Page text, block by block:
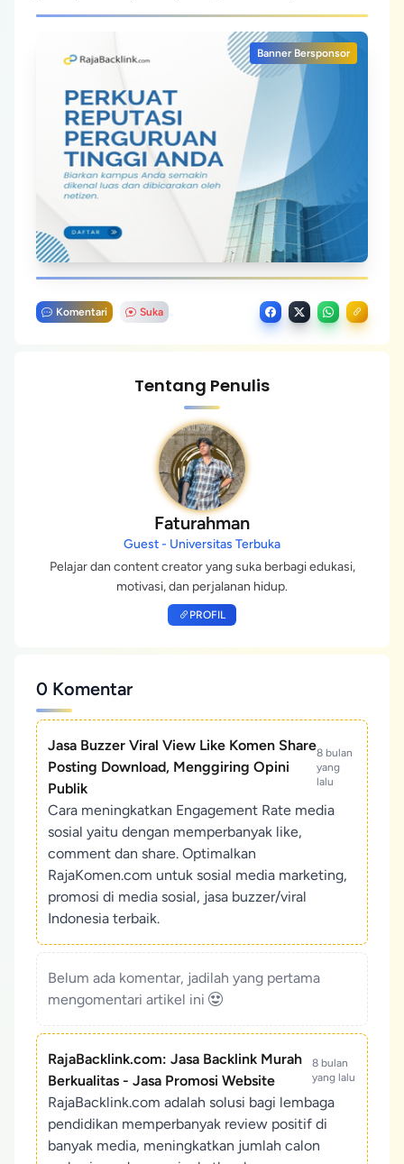
Banner Bersponsor
Komentari Suka
Tentang Penulis
Faturahman
Guest - Universitas Terbuka
Pelajar dan content creator yang suka berbagi edukasi,
motivasi, dan perjalanan hidup.
PROFIL
0 Komentar
Jasa Buzzer Viral View Like Komen Share
Posting Download, Menggiring Opini
Publik
8 bulan
yang
lalu
Cara meningkatkan Engagement Rate media
sosial yaitu dengan memperbanyak like,
comment dan share. Optimalkan
RajaKomen.com untuk sosial media marketing,
promosi di media sosial, jasa buzzer/viral
Indonesia terbaik.
Belum ada komentar, jadilah yang pertama
mengomentari artikel ini
RajaBacklink.com: Jasa Backlink Murah
Berkualitas - Jasa Promosi Website
8 bulan
yang lalu
RajaBacklink.com adalah solusi bagi lembaga
pendidikan memperbanyak review positif di
banyak media, meningkatkan jumlah calon